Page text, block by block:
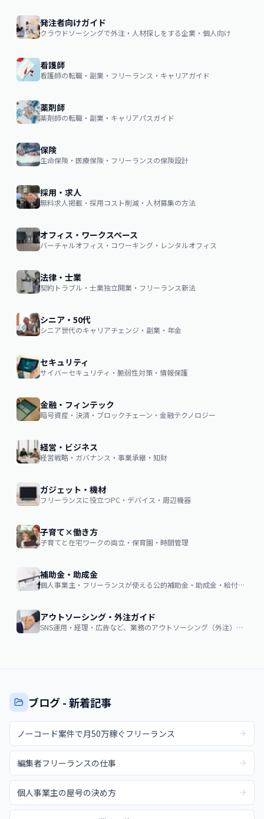
発注者向けガイド
クラウドソーシングで外注・人材探しをする企業・個人向け
看護師
看護師の転職・副業・フリーランス・キャリアガイド
薬剤師
薬剤師の転職・副業・キャリアパスガイド
保険
生命保険・医療保険・フリーランスの保険設計
採用・求人
無料求人掲載・採用コスト削減・人材募集の方法
オフィス・ワークスペース
バーチャルオフィス・コワーキング・レンタルオフィス
法律・士業
契約トラブル・士業独立開業・フリーランス新法
シニア・50代
シニア世代のキャリアチェンジ・副業・年金
セキュリティ
サイバーセキュリティ・脆弱性対策・情報保護
金融・フィンテック
暗号資産・決済・ブロックチェーン・金融テクノロジー
経営・ビジネス
経営戦略・ガバナンス・事業承継・知財
ガジェット・機材
フリーランスに役立つPC・デバイス・周辺機器
子育て×働き方
子育てと在宅ワークの両立・保育園・時間管理
補助金・助成金
個人事業主・フリーランスが使える公的補助金・助成金・給付金の申請ガイド
アウトソーシング・外注ガイド
SNS運用・経理・広告など、業務のアウトソーシング（外注）を検討する企業・個人向け。費用相場・依頼の流れ・失敗しない選び方
ブログ - 新着記事
ノーコード案件で月50万稼ぐフリーランス
編集者フリーランスの仕事
個人事業主の屋号の決め方